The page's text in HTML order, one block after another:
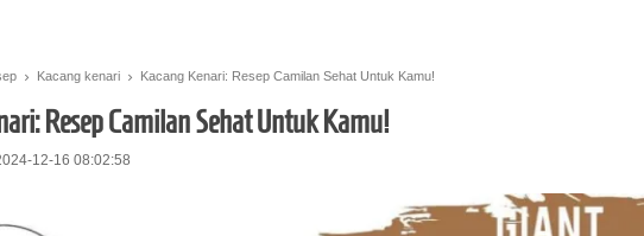
 Kacang kenari  Kacang Kenari: Resep Camilan Sehat Untuk Kamu!
Resep Camilan Sehat Untuk Kamu!
12-16 08:02:58